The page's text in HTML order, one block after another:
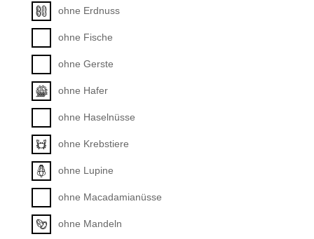
ohne Erdnuss
ohne Fische
ohne Gerste
ohne Hafer
ohne Haselnüsse
ohne Krebstiere
ohne Lupine
ohne Macadamianüsse
ohne Mandeln